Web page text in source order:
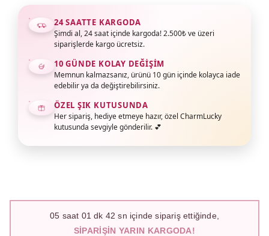
24 SAATTE KARGODA
Şimdi al, 24 saat içinde kargoda! 2.500₺ ve üzeri
siparişlerde kargo ücretsiz.
10 GÜNDE KOLAY DEĞIŞIM
Memnun kalmazsanız, ürünü 10 gün içinde kolayca iade
edebilir ya da değiştirebilirsiniz.
ÖZEL ŞIK KUTUSUNDA
Her sipariş, hediye etmeye hazır, özel CharmLucky
kutusunda sevgiyle gönderilir. 💕
05 saat 01 dk 41 sn içinde sipariş ettiğinde,
SIPARIŞIN YARIN KARGODA!